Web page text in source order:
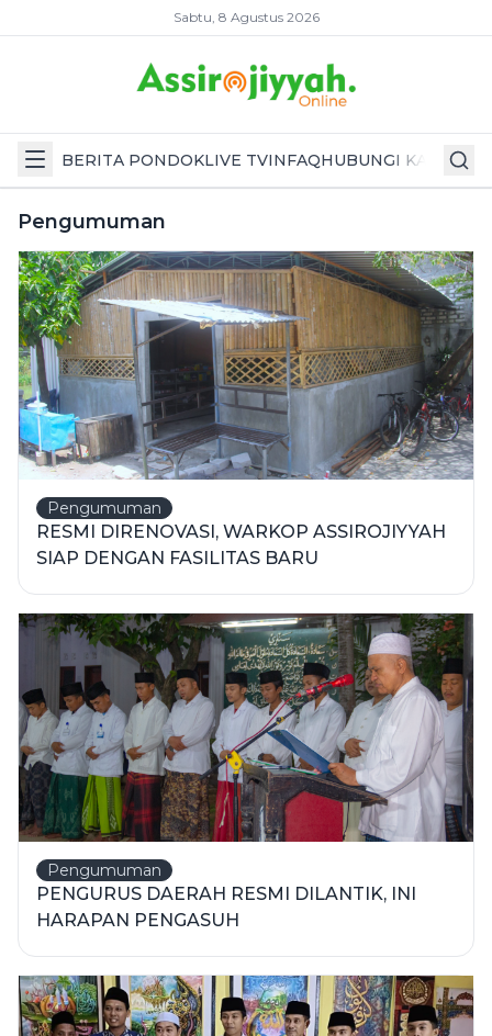
Sabtu, 8 Agustus 2026
BERITA PONDOKLIVE TVINFAQHUBUNGI KAMI
Pengumuman
Pengumuman
RESMI DIRENOVASI, WARKOP ASSIROJIYYAH
SIAP DENGAN FASILITAS BARU
Pengumuman
PENGURUS DAERAH RESMI DILANTIK, INI
HARAPAN PENGASUH